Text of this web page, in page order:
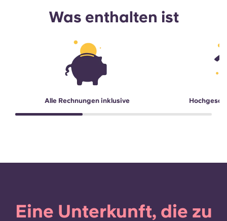
Was enthalten ist
Alle Rechnungen inklusive
Eine Unterkunft, die zu